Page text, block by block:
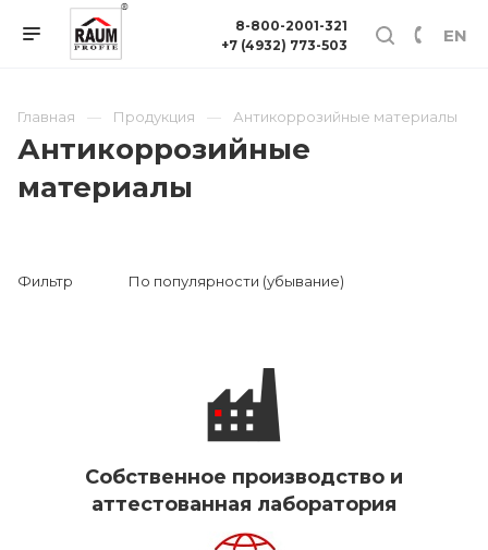
EN
8-800-2001-321
+7 (4932) 773-503
Главная Продукция Антикоррозийные материалы
Антикоррозийные
материалы
Фильтр По популярности (убывание)
Собственное производство и
аттестованная лаборатория